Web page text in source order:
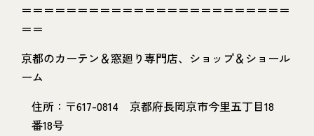
＝＝＝＝＝＝＝＝＝＝＝＝＝＝＝＝＝＝＝＝＝＝＝＝
＝＝
京都のカーテン＆窓廻り専門店、ショップ＆ショール
ーム
住所：〒617-0814 京都府長岡京市今里五丁目18
番18号